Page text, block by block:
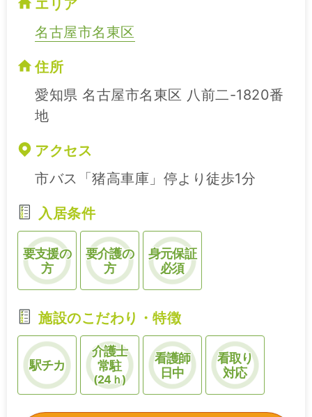
エリア
名古屋市名東区
住所
愛知県 名古屋市名東区 八前二-1820番
地
アクセス
市バス「猪高車庫」停より徒歩1分
入居条件
要支援の
方
要介護の
方
身元保証
必須
施設のこだわり・特徴
駅チカ
介護士
常駐
(24ｈ)
看護師
日中
看取り
対応